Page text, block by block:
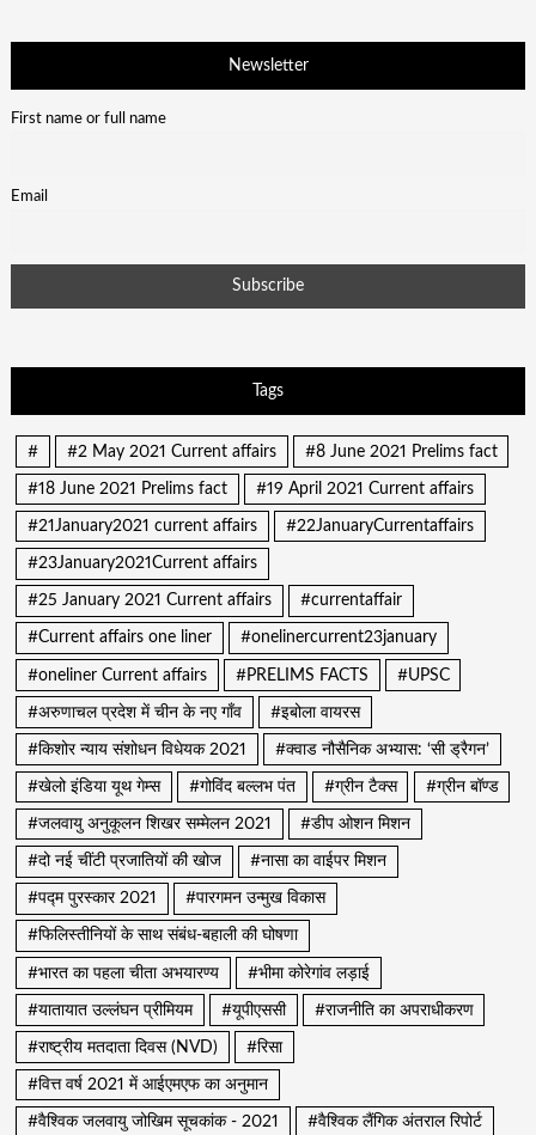
Newsletter
First name or full name
Email
Tags
# #2 May 2021 Current affairs #8 June 2021 Prelims fact
#18 June 2021 Prelims fact #19 April 2021 Current affairs
#21January2021 current affairs #22JanuaryCurrentaffairs
#23January2021Current affairs
#25 January 2021 Current affairs #currentaffair
#Current affairs one liner #onelinercurrent23january
#oneliner Current affairs #PRELIMS FACTS #UPSC
#अरुणाचल प्रदेश में चीन के नए गाँव #इबोला वायरस
#किशोर न्याय संशोधन विधेयक 2021 #क्वाड नौसैनिक अभ्यास: ‘सी ड्रैगन’
#खेलो इंडिया यूथ गेम्स #गोविंद बल्लभ पंत #ग्रीन टैक्स #ग्रीन बॉण्ड
#जलवायु अनुकूलन शिखर सम्मेलन 2021 #डीप ओशन मिशन
#दो नई चींटी प्रजातियों की खोज #नासा का वाईपर मिशन
#पद्म पुरस्कार 2021 #पारगमन उन्मुख विकास
#फिलिस्तीनियों के साथ संबंध-बहाली की घोषणा
#भारत का पहला चीता अभयारण्य #भीमा कोरेगांव लड़ाई
#यातायात उल्लंघन प्रीमियम #यूपीएससी #राजनीति का अपराधीकरण
#राष्ट्रीय मतदाता दिवस (NVD) #रिसा
#वित्त वर्ष 2021 में आईएमएफ का अनुमान
#वैश्विक जलवायु जोखिम सूचकांक - 2021 #वैश्विक लैंगिक अंतराल रिपोर्ट